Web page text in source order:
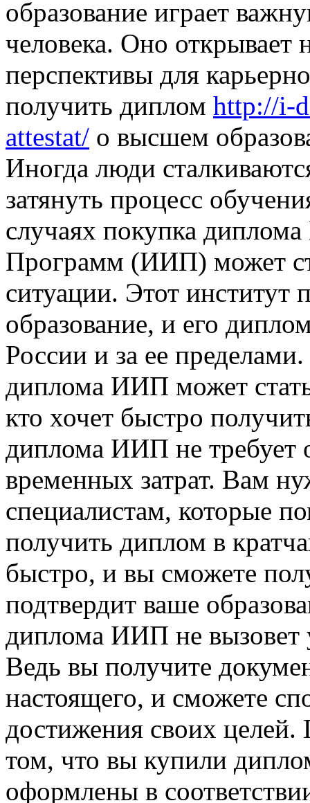
образование играет
человека. Оно открывает
перспективы для
получить диплом http://i-
attestat/ о высшем
Иногда люди
затянуть процесс
случаях покупка
Программ (ИИП) может
ситуации. Этот институт
образование, и его
России и за ее
диплома ИИП может
кто хочет быстро
диплома ИИП не требует
временных затрат. Вам
специалистам, которые
получить диплом в
быстро, и вы сможете
подтвердит ваше
диплома ИИП не вызовет
Ведь вы получите
настоящего, и сможете
достижения своих целей.
том, что вы купили
оформлены в